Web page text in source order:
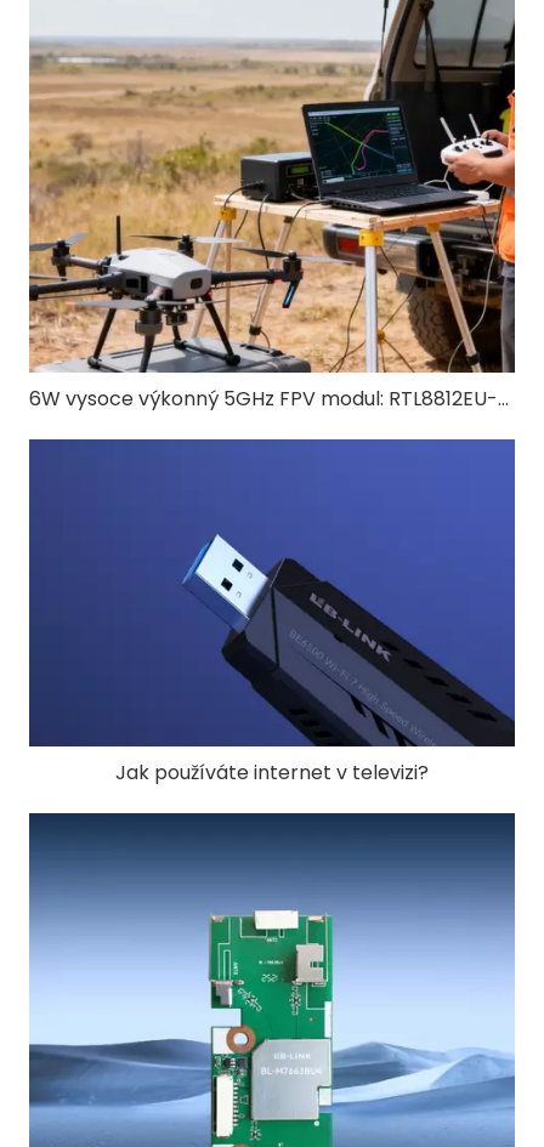
6W vysoce výkonný 5GHz FPV modul: RTL8812EU-CG pro FPV s dronem s dl
Jak používáte internet v televizi?